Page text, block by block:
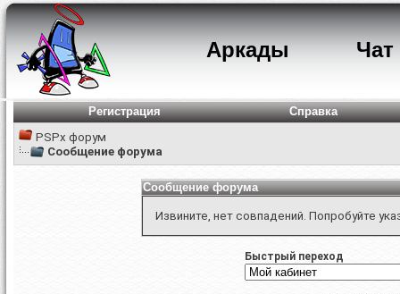
Аркады Чат
Регистрация
Справка
PSPx форум
Сообщение форума
Сообщение форума
Извините, нет совпадений. Попробуйте
Быстрый переход